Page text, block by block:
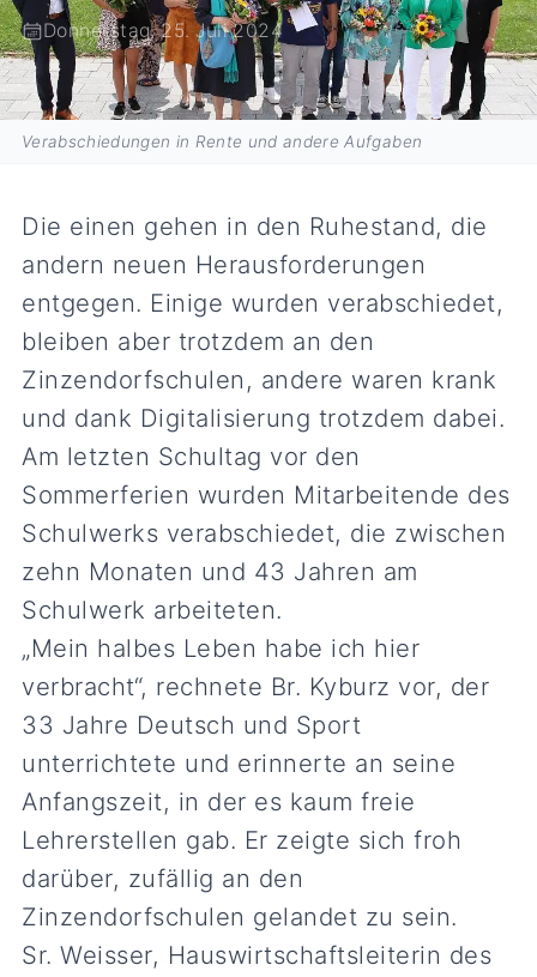
Donnerstag, 25. Juli 2024
Verabschiedungen in Rente und andere Aufgaben
Die einen gehen in den Ruhestand, die
andern neuen Herausforderungen
entgegen. Einige wurden verabschiedet,
bleiben aber trotzdem an den
Zinzendorfschulen, andere waren krank
und dank Digitalisierung trotzdem dabei.
Am letzten Schultag vor den
Sommerferien wurden Mitarbeitende des
Schulwerks verabschiedet, die zwischen
zehn Monaten und 43 Jahren am
Schulwerk arbeiteten.
„Mein halbes Leben habe ich hier
verbracht“, rechnete Br. Kyburz vor, der
33 Jahre Deutsch und Sport
unterrichtete und erinnerte an seine
Anfangszeit, in der es kaum freie
Lehrerstellen gab. Er zeigte sich froh
darüber, zufällig an den
Zinzendorfschulen gelandet zu sein.
Sr. Weisser, Hauswirtschaftsleiterin des